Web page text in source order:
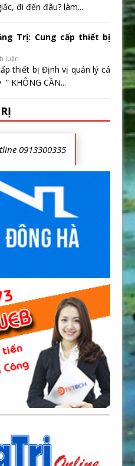
đi đến đâu? làm...
Trị: Cung cấp thiết bị
luận
thiết bị Định vị quản lý cá
KHÔNG CẦN...
0913300335